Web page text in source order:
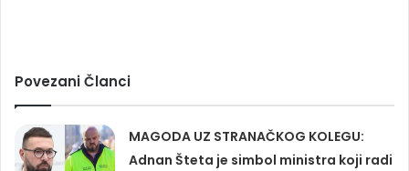
Povezani Članci
MAGODA UZ STRANAČKOG KOLEGU:
Adnan Šteta je simbol ministra koji radi